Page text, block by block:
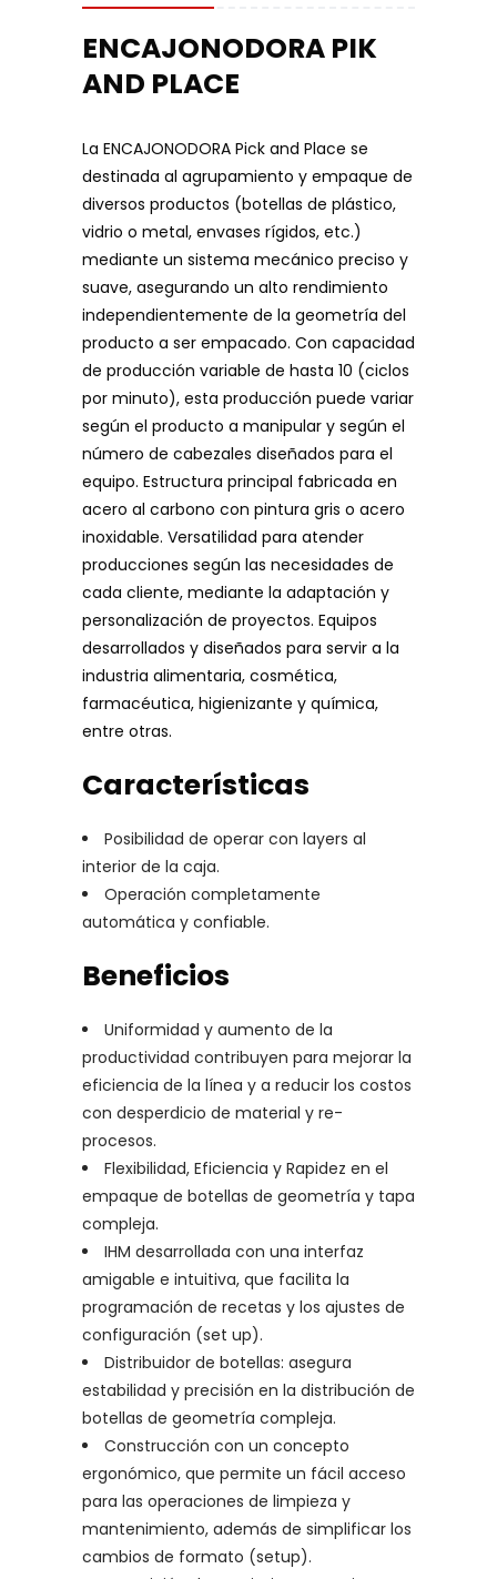
ENCAJONODORA PIK
AND PLACE
La ENCAJONODORA Pick and Place se
destinada al agrupamiento y empaque de
diversos productos (botellas de plástico,
vidrio o metal, envases rígidos, etc.)
mediante un sistema mecánico preciso y
suave, asegurando un alto rendimiento
independientemente de la geometría del
producto a ser empacado. Con capacidad
de producción variable de hasta 10 (ciclos
por minuto), esta producción puede variar
según el producto a manipular y según el
número de cabezales diseñados para el
equipo. Estructura principal fabricada en
acero al carbono con pintura gris o acero
inoxidable. Versatilidad para atender
producciones según las necesidades de
cada cliente, mediante la adaptación y
personalización de proyectos. Equipos
desarrollados y diseñados para servir a la
industria alimentaria, cosmética,
farmacéutica, higienizante y química,
entre otras.
Características
Posibilidad de operar con layers al
interior de la caja.
Operación completamente
automática y confiable.
Beneficios
Uniformidad y aumento de la
productividad contribuyen para mejorar la
eficiencia de la línea y a reducir los costos
con desperdicio de material y re-
procesos.
Flexibilidad, Eficiencia y Rapidez en el
empaque de botellas de geometría y tapa
compleja.
IHM desarrollada con una interfaz
amigable e intuitiva, que facilita la
programación de recetas y los ajustes de
configuración (set up).
Distribuidor de botellas: asegura
estabilidad y precisión en la distribución de
botellas de geometría compleja.
Construcción con un concepto
ergonómico, que permite un fácil acceso
para las operaciones de limpieza y
mantenimiento, además de simplificar los
cambios de formato (setup).